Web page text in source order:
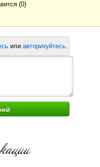
(0)
или авторизуйтесь